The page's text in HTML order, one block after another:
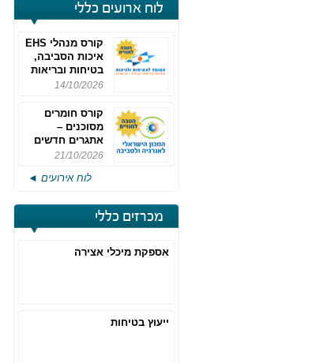
לוח ארועים כללי
קורס מנהלי EHS
איכות הסביבה,
בטיחות ובריאות
תעסוקתית
14/10/2026
קורס חומרים
מסוכנים –
אתגרים חדשים
והערכות לחוק
מחזור 4
21/10/2026
לוח אירועים ◄
מכרזים כללי
אספקת מיכלי אצירה
ייעוץ בטיחות